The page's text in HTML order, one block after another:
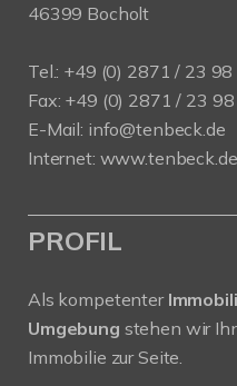
46399 Bocholt
Tel.: +49 (0) 2871 / 23 98
Fax: +49 (0) 2871 / 23
E-Mail: info@tenbeck.de
Internet: www.tenbeck.de
PROFIL
Als kompetenter
Umgebung stehen wir
Immobilie zur Seite.